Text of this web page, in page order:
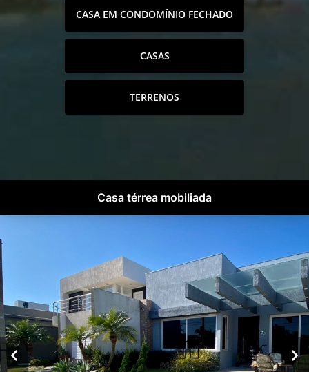
CASA EM CONDOMÍNIO FECHADO
CASAS
TERRENOS
Casa térrea mobiliada